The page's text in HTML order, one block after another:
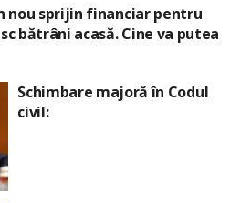
nou sprijin financiar pentru
bătrâni acasă. Cine va putea
Schimbare majoră în Codul
civil: